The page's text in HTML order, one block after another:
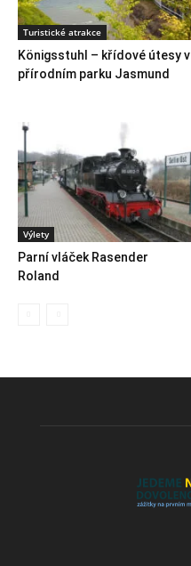
Turistické atrakce
Königsstuhl – křídové útesy v
přírodním parku Jasmund
Výlety
Parní vláček Rasender
Roland